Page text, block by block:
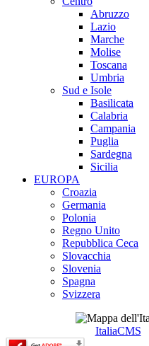
Abruzzo
Lazio
Marche
Molise
Toscana
Umbria
Sud e Isole
Basilicata
Calabria
Campania
Puglia
Sardegna
Sicilia
EUROPA
Croazia
Germania
Polonia
Regno Unito
Repubblica Ceca
Slovacchia
Slovenia
Spagna
Svizzera
ItaliaCMS